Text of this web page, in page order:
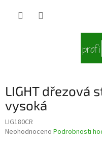
LIGHT dřezová
vysoká
LIG180CR
Průměrné
Neohodnoceno Podrobnosti